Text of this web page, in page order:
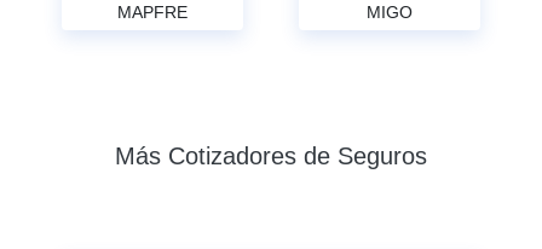
MAPFRE MIGO
Más Cotizadores de Seguros